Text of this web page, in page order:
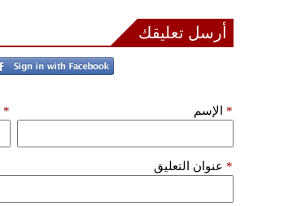
أرسل تعليقك
الإسم *
*
عنوان التعليق *